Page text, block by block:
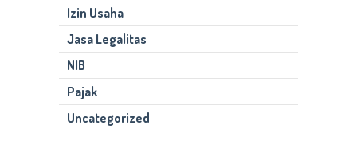
Izin Usaha
Jasa Legalitas
NIB
Pajak
Uncategorized